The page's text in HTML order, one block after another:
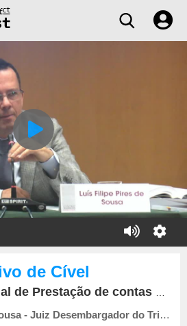
de Cível
Processo especial de Divisão de Coisa comum”
Luís Filipe Pires de Sousa - Juiz Desembargador do Tribunal da Relação de Lisboa